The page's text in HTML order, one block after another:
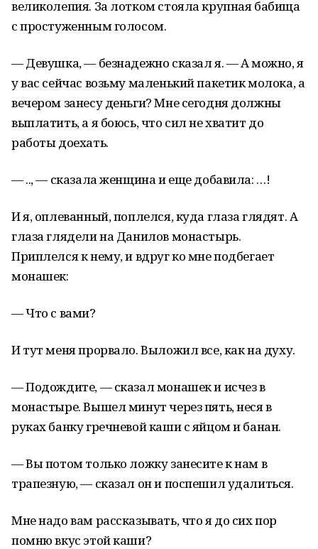
великолепия. За лотком стояла крупная бабища
с простуженным голосом.
— Девушка, — безнадежно сказал я. — А можно, я
у вас сейчас возьму маленький пакетик молока, а
вечером занесу деньги? Мне сегодня должны
выплатить, а я боюсь, что сил не хватит до
работы доехать.
— .., — сказала женщина и еще добавила: …!
И я, оплеванный, поплелся, куда глаза глядят. А
глаза глядели на Данилов монастырь.
Приплелся к нему, и вдруг ко мне подбегает
монашек:
— Что с вами?
И тут меня прорвало. Выложил все, как на духу.
— Подождите, — сказал монашек и исчез в
монастыре. Вышел минут через пять, неся в
руках банку гречневой каши с яйцом и банан.
— Вы потом только ложку занесите к нам в
трапезную, — сказал он и поспешил удалиться.
Мне надо вам рассказывать, что я до сих пор
помню вкус этой каши?